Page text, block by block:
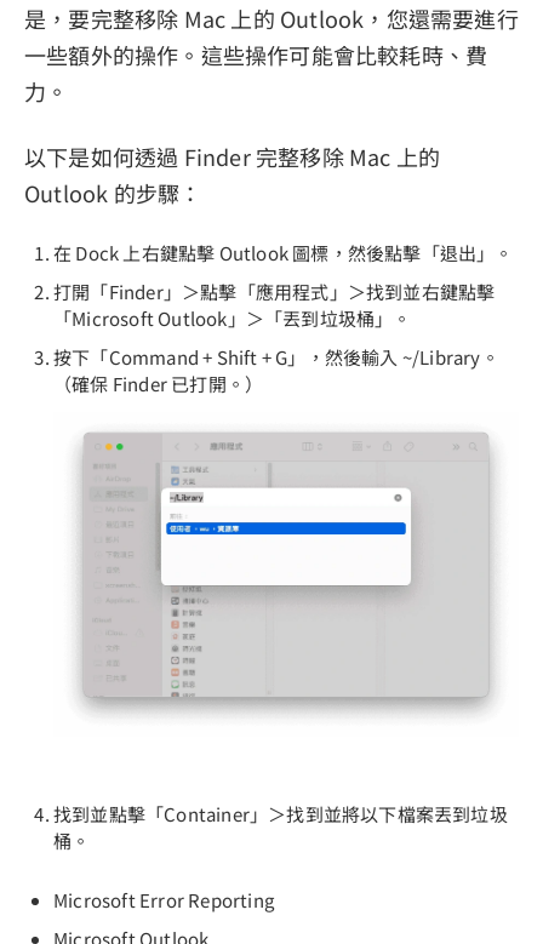
是，要完整移除 Mac 上的 Outlook，您還需要進行
一些額外的操作。這些操作可能會比較耗時、費
力。
以下是如何透過 Finder 完整移除 Mac 上的
Outlook 的步驟：
在 Dock 上右鍵點擊 Outlook 圖標，然後點擊「退出」。
打開「Finder」＞點擊「應用程式」＞找到並右鍵點擊
「Microsoft Outlook」＞「丟到垃圾桶」。
按下「Command + Shift + G」，然後輸入 ~/Library。
（確保 Finder 已打開。）
找到並點擊「Container」＞找到並將以下檔案丟到垃圾
桶。
Microsoft Error Reporting
Microsoft Outlook